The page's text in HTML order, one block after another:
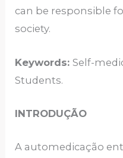
can be responsible
society.
Keywords:Self-
Students.
INTRODUÇÃO
A automedicação